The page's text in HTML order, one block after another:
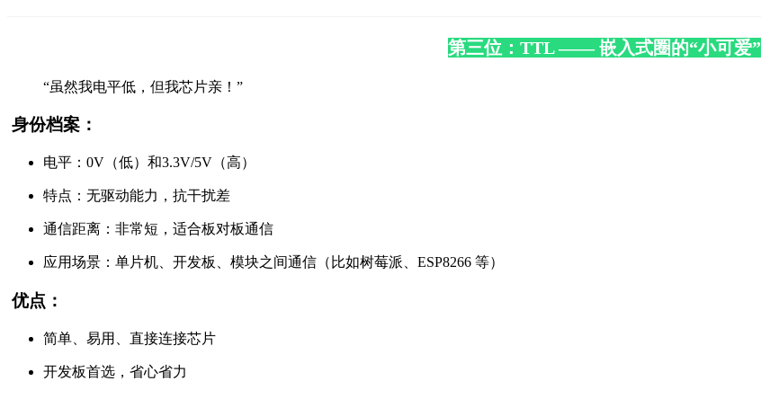
第三位：TTL —— 嵌入式圈的“小可爱”
“虽然我电平低，但我芯片亲！”
身份档案：
电平：0V（低）和3.3V/5V（高）
特点：无驱动能力，抗干扰差
通信距离：非常短，适合板对板通信
应用场景：单片机、开发板、模块之间通信（比如树莓派、ESP8266 等）
优点：
简单、易用、直接连接芯片
开发板首选，省心省力